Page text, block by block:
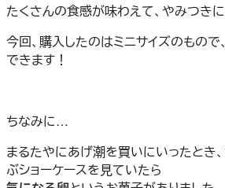
たくさんの食感が味わえて、やみつき
今回、購入したのはミニサイズのもの
できます！
ちなみに…
まるたやにあげ潮を買いにいったとき
ぶショーケースを見ていたら